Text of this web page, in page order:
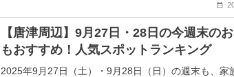
【唐津周辺】9月27日・28日の今週末の
もおすすめ！人気スポットランキング
2025年9月27日（土）・9月28日（日）の週末も、家